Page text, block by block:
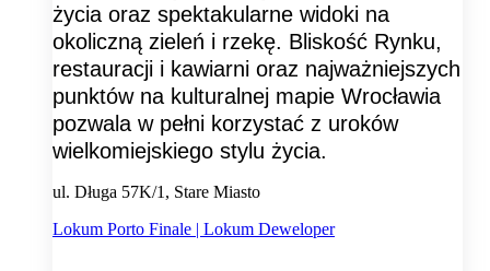
życia oraz spektakularne widoki na
okoliczną zieleń i rzekę. Bliskość Rynku,
restauracji i kawiarni oraz najważniejszych
punktów na kulturalnej mapie Wrocławia
pozwala w pełni korzystać z uroków
wielkomiejskiego stylu życia.
ul. Długa 57K/1, Stare Miasto
Lokum Porto Finale | Lokum Deweloper